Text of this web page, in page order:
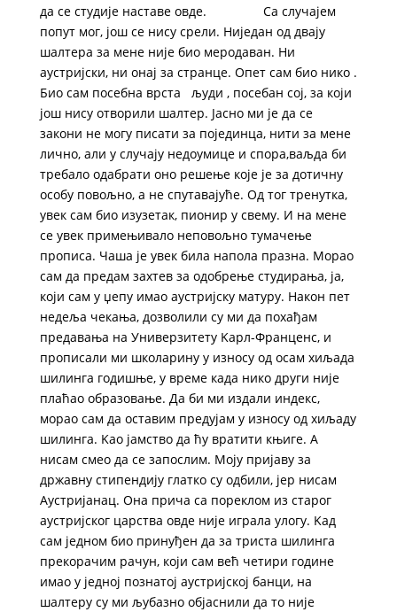
да се студије наставе овде. Са случајем
попут мог, још се нису срели. Ниједан од двају
шалтера за мене није био меродаван. Ни
аустријски, ни онај за странце. Опет сам био нико .
Био сам посебна врста људи , посебан сој, за који
још нису отворили шалтер. Јасно ми је да се
закони не могу писати за појединца, нити за мене
лично, али у случају недоумице и спора,ваљда би
требало одабрати оно решење које је за дотичну
особу повољно, а не спутавајуће. Од тог тренутка,
увек сам био изузетак, пионир у свему. И на мене
се увек примењивало неповољно тумачење
прописа. Чаша је увек била напола празна. Морао
сам да предам захтев за одобрење студирања, ја,
који сам у џепу имао аустријску матуру. Након пет
недеља чекања, дозволили су ми да похађам
предавања на Универзитету Kарл-Франценс, и
прописали ми школарину у износу од осам хиљада
шилинга годишње, у време када нико други није
плаћао образовање. Да би ми издали индекс,
морао сам да оставим предујам у износу од хиљаду
шилинга. Kао јамство да ћу вратити књиге. А
нисам смео да се запослим. Моју пријаву за
државну стипендију глатко су одбили, јер нисам
Аустријанац. Она прича са пореклом из старог
аустријског царства овде није играла улогу. Kад
сам једном био принуђен да за триста шилинга
прекорачим рачун, који сам већ четири године
имао у једној познатој аустријској банци, на
шалтеру су ми љубазно објаснили да то није